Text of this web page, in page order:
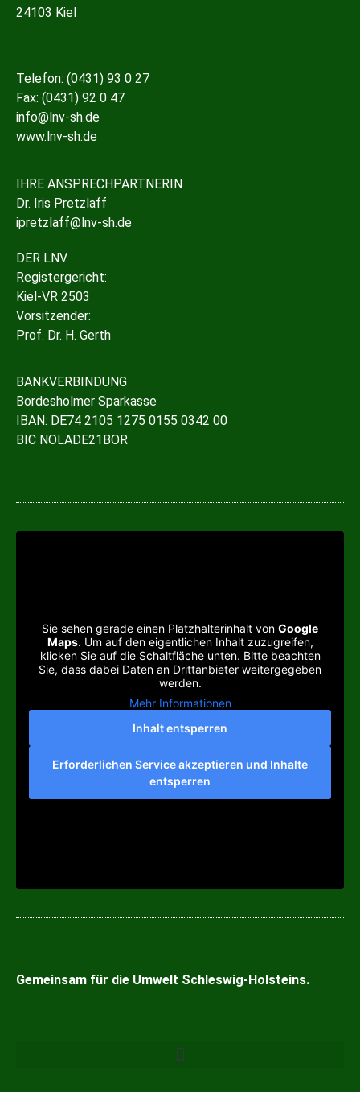
24103 Kiel
Telefon: (0431) 93 0 27
Fax: (0431) 92 0 47
info@lnv-sh.de
www.lnv-sh.de
IHRE ANSPRECHPARTNERIN
Dr. Iris Pretzlaff
ipretzlaff@lnv-sh.de
DER LNV
Registergericht:
Kiel-VR 2503
Vorsitzender:
Prof. Dr. H. Gerth
BANKVERBINDUNG
Bordesholmer Sparkasse
IBAN: DE74 2105 1275 0155 0342 00
BIC NOLADE21BOR
Sie sehen gerade einen Platzhalterinhalt von Google
Maps. Um auf den eigentlichen Inhalt zuzugreifen,
klicken Sie auf die Schaltfläche unten. Bitte beachten
Sie, dass dabei Daten an Drittanbieter weitergegeben
werden.
Mehr Informationen
Inhalt entsperren
Erforderlichen Service akzeptieren und Inhalte
entsperren
Gemeinsam für die Umwelt Schleswig-Holsteins.